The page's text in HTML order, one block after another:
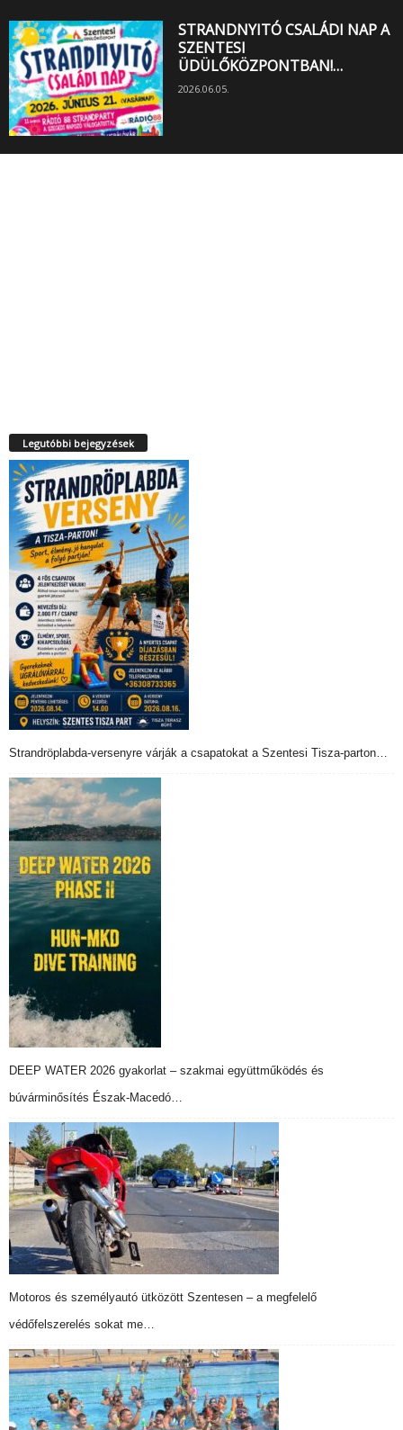
STRANDNYITÓ CSALÁDI NAP A
SZENTESI
ÜDÜLŐKÖZPONTBAN!…
2026.06.05.
Legutóbbi bejegyzések
Strandröplabda-versenyre várják a csapatokat a Szentesi Tisza-parton…
DEEP WATER 2026 gyakorlat – szakmai együttműködés és
búvárminősítés Észak-Macedó…
Motoros és személyautó ütközött Szentesen – a megfelelő
védőfelszerelés sokat me…